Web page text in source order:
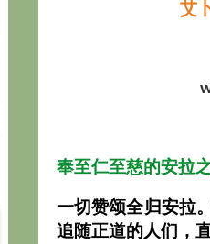
艾
奉至仁至慈的安拉
一切赞颂全归安拉
追随正道的人们，